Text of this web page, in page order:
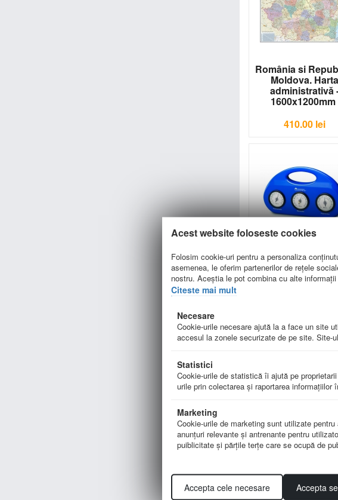
România si
Moldova. Harta
administrativă
1600x1200mm
410.00 lei
Statie meteo
LER 2940
100 cele mai
descoperiri -
42.00lei
Acest website foloseste cookies
Folosim cookie-uri pentru a personaliza
asemenea, le oferim partenerilor de rețele
nostru. Aceștia le pot combina cu alte
Citeste mai mult
Necesare
Cookie-urile necesare ajută la a face un site
accesul la zonele securizate de pe site. Site-
Statistici
Cookie-urile de statistică îi ajută pe
urile prin colectarea şi raportarea informaţiilor
Marketing
Cookie-urile de marketing sunt utilizate
anunţuri relevante şi antrenante pentru
puiblicitate şi părţile terţe care se ocupă de
Accepta cele necesare Accepta